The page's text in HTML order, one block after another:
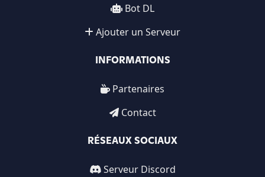
Bot DL
Ajouter un Serveur
INFORMATIONS
Partenaires
Contact
RÉSEAUX SOCIAUX
Serveur Discord